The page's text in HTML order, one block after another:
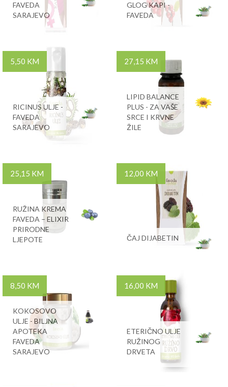
FAVEDA
SARAJEVO
GLOG KAPI -
FAVEDA
5,50 KM
RICINUS ULJE -
FAVEDA
SARAJEVO
27,15 KM
LIPID BALANCE
PLUS - ZA VAŠE
SRCE I KRVNE
ŽILE
25,15 KM
RUŽINA KREMA
FAVEDA – ELIXIR
PRIRODNE
LJEPOTE
12,00 KM
ČAJ DIJABETIN
8,50 KM
KOKOSOVO
ULJE - BILJNA
APOTEKA
FAVEDA
SARAJEVO
16,00 KM
ETERIČNO ULJE
RUŽINOG
DRVETA